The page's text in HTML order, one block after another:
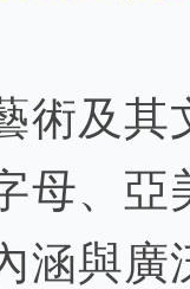
術及
母、
涵與